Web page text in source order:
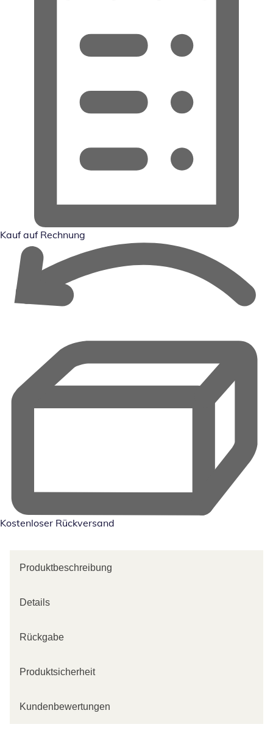
Kauf auf Rechnung
Kostenloser Rückversand
Produktbeschreibung
Details
Rückgabe
Produktsicherheit
Kundenbewertungen